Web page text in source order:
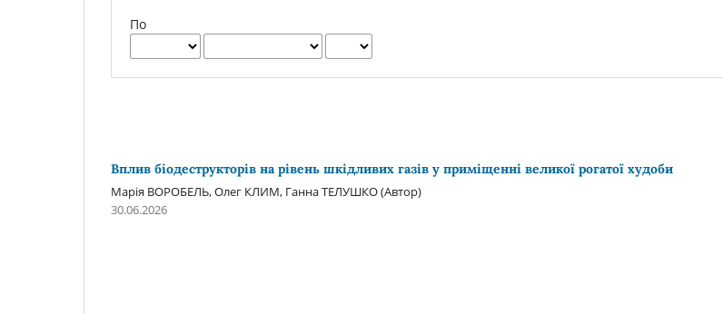
По
Вплив біодеструкторів на рівень шкідливих газів у приміщенні великої рогатої худоби
Марія ВОРОБЕЛЬ, Олег КЛИМ, Ганна ТЕЛУШКО (Автор)
30.06.2026